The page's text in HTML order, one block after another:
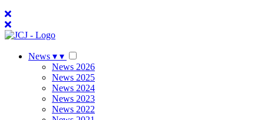
News ▾ ▾
News 2026
News 2025
News 2024
News 2023
News 2022